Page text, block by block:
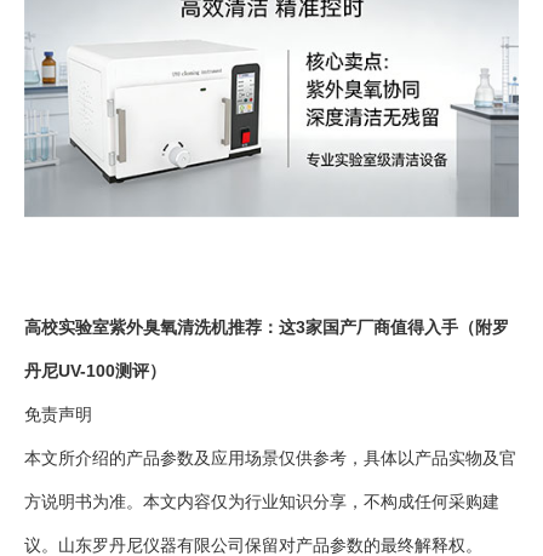
高校实验室紫外臭氧清洗机推荐：这3家国产厂商值得入手（附罗
丹尼UV-100测评）
免责声明
本文所介绍的产品参数及应用场景仅供参考，具体以产品实物及官
方说明书为准。本文内容仅为行业知识分享，不构成任何采购建
议。山东罗丹尼仪器有限公司保留对产品参数的最终解释权。